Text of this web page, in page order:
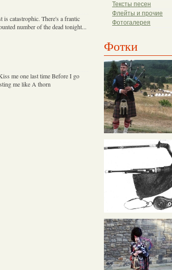
Тексты песен
Флейты и прочие
Фотогалерея
Фотки
is catastrophic. There's a frantic
number of the dead tonight...
me one last time Before I go
me like A thorn